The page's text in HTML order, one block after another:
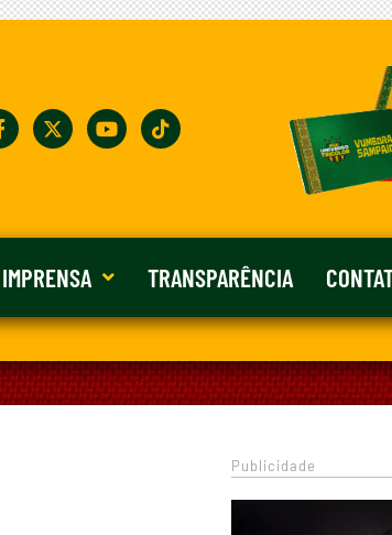
IMPRENSA TRANSPARÊNCIA
Publicidade